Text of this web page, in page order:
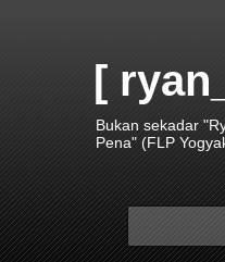
[
Bukan sekadar
Pena" (FLP